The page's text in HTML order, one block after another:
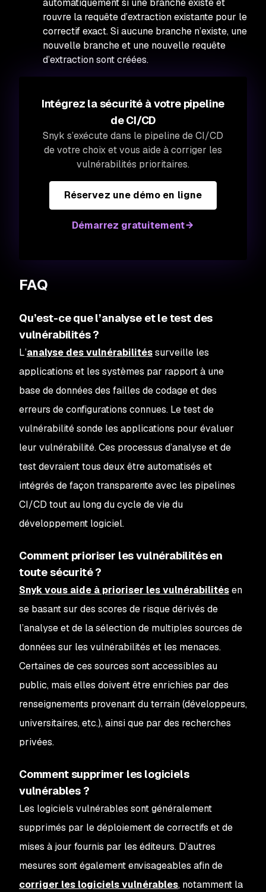
automatiquement si une branche existe et
rouvre la requête d’extraction existante pour le
correctif exact. Si aucune branche n’existe, une
nouvelle branche et une nouvelle requête
d’extraction sont créées.
Intégrez la sécurité à votre pipeline
de CI/CD
Snyk s’exécute dans le pipeline de CI/CD
de votre choix et vous aide à corriger les
vulnérabilités prioritaires.
Réservez une démo en ligne
Démarrez gratuitement
FAQ
Qu’est-ce que l’analyse et le test des
vulnérabilités ?
L’analyse des vulnérabilitéssurveille les
applications et les systèmes par rapport à une
base de données des failles de codage et des
erreurs de configurations connues. Le test de
vulnérabilité sonde les applications pour évaluer
leur vulnérabilité. Ces processus d’analyse et de
test devraient tous deux être automatisés et
intégrés de façon transparente avec les pipelines
CI/CD tout au long du cycle de vie du
développement logiciel.
Comment prioriser les vulnérabilités en
toute sécurité ?
Snyk vous aide à prioriser les vulnérabilitésen
se basant sur des scores de risque dérivés de
l’analyse et de la sélection de multiples sources de
données sur les vulnérabilités et les menaces.
Certaines de ces sources sont accessibles au
public, mais elles doivent être enrichies par des
renseignements provenant du terrain (développeurs,
universitaires, etc.), ainsi que par des recherches
privées.
Comment supprimer les logiciels
vulnérables ?
Les logiciels vulnérables sont généralement
supprimés par le déploiement de correctifs et de
mises à jour fournis par les éditeurs. D’autres
mesures sont également envisageables afin de
corriger les logiciels vulnérables, notamment la